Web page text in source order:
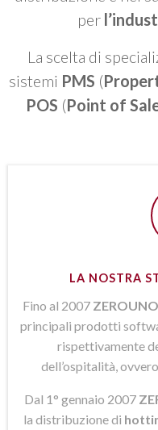
per
La scelta di
sistemi PMS (
POS (Point of
LA NOSTRA
Fino al 2007
principali prodotti
rispettivamente
dell’ospitalità,
Dal 1° gennaio 2007
la distribuzione di